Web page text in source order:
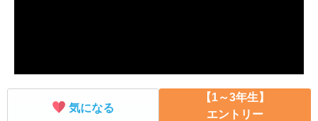
気になる
【1～3年生】
エントリー